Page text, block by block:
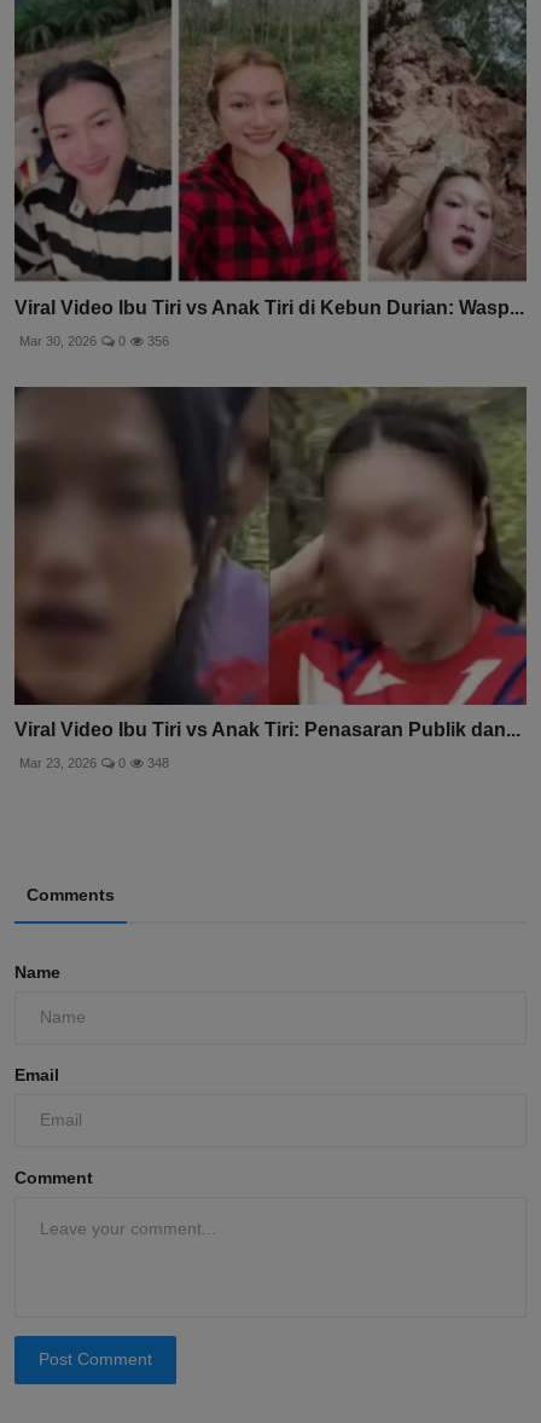
Viral Video Ibu Tiri vs Anak Tiri di Kebun Durian: Wasp...
Mar 30, 2026 0 356
Viral Video Ibu Tiri vs Anak Tiri: Penasaran Publik dan...
Mar 23, 2026 0 348
Comments
Name
Email
Comment
Post Comment